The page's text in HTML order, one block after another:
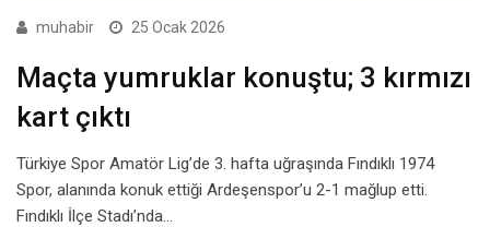
muhabir 25 Ocak 2026
Maçta yumruklar konuştu; 3 kırmızı
kart çıktı
Türkiye Spor Amatör Lig’de 3. hafta uğraşında Fındıklı 1974
Spor, alanında konuk ettiği Ardeşenspor’u 2-1 mağlup etti.
Fındıklı İlçe Stadı’nda…